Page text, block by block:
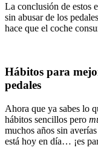
La conclusión de estos
sin abusar de los
hace que el coche
Hábitos para
pedales
Ahora que ya sabes lo
hábitos sencillos pero
muchos años sin
está hoy en día… ¡es